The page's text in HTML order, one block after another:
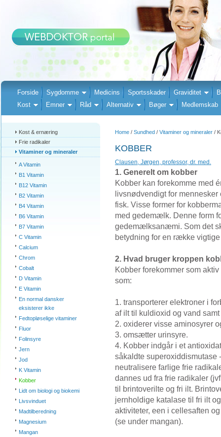
Forside Sygdomme Medicins Sportsskader Graviditet
Kost
Emner Råd Alternativ Bøger Medlemskab
Kost & ernæring
Frie radikaler
Vitaminer og mineraler
A Vitamin
B1 Vitamin
B12 Vitamin
B2 Vitamin
B4 Vitamin
B6 Vitamin
B7 Vitamin
C Vitamin
Calcium
Chrom
Cobalt
D Vitamin
E Vitamin
En normal dansker
eksisterer ikke
Fedtopløselige vitaminer
Fluor
Folinsyre
Jern
Jod
K Vitamin
Kobber
Lidt om biologi og biokemi
Livsvinduet
Madtilberedning
Magnesium
Mangan
Home / Sundhed / Vitaminer og mineraler /
KOBBER
Clausen, Jørgen, professor, dr. med.
1. Generelt om kobber
Kobber kan forekomme med
livsnødvendigt for
fisk. Visse former for
med gedemælk. Denne form
gedemælksanæmi. Som det
betydning for en række
2. Hvad bruger kroppen
Kobber forekommer som
som:
1. transporterer elektroner i
af ilt til kuldioxid og vand
2. oxiderer visse aminosyrer
3. omsætter urinsyre.
4. Kobber indgår i et
såkaldte
neutralisere farlige frie
dannes ud fra frie radikaler
til brintoverilte og fri ilt.
jernholdige katalase til fri ilt
aktiviteter, een i cellesaften
(se under mangan).